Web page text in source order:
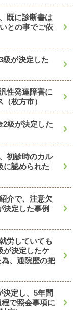
既に診断書は
との事でご依
級が決定した
性発達障害に
枚方市）
2級が決定した
初診時のカル
に認められた
介で、注意欠
決定した事例
労していても
が決定したケ
、通院歴の把
決定し、5年間
で照会事項に